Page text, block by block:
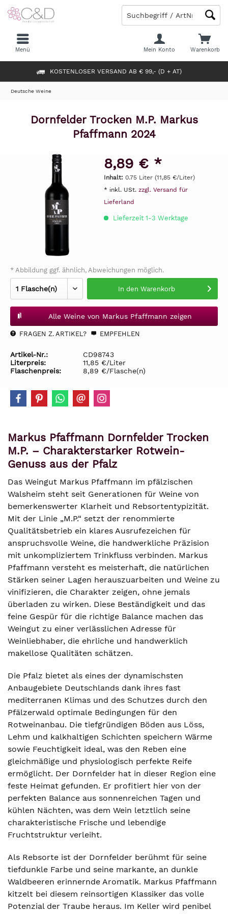
KOSTENLOSER VERSAND AB € 99,- (D + AT)
Warenkorb
Mein Konto
Menü
Deutsche Weine
Dornfelder Trocken M.P. Markus
Pfaffmann 2024
8,89 € *
Inhalt: 0.75 Liter (11,85 €/Liter)
* inkl. USt. zzgl. Versand für
Lieferland
Lieferzeit 1-3 Werktage
* Abbildung ggf. ähnlich, Abweichungen möglich.
In den Warenkorb
Alle Weine von Markus Pfaffmann zeigen
FRAGEN Z. ARTIKEL? EMPFEHLEN
Artikel-Nr.:
CD98743
Literpreis:
11,85 €/Liter
Flaschenpreis:
8,89 €/Flasche(n)
Markus Pfaffmann Dornfelder Trocken
M.P. – Charakterstarker Rotwein-
Genuss aus der Pfalz
Das Weingut Markus Pfaffmann im pfälzischen
Walsheim steht seit Generationen für Weine von
bemerkenswerter Klarheit und Rebsortentypizität.
Mit der Linie „M.P.“ setzt der renommierte
Qualitätsbetrieb ein klares Ausrufezeichen für
anspruchsvolle Weine, die handwerkliche Präzision
mit unkompliziertem Trinkfluss verbinden. Markus
Pfaffmann versteht es meisterhaft, die natürlichen
Stärken seiner Lagen herauszuarbeiten und Weine zu
vinifizieren, die Charakter zeigen, ohne jemals
überladen zu wirken. Diese Beständigkeit und das
feine Gespür für die richtige Balance machen das
Weingut zu einer verlässlichen Adresse für
Weinliebhaber, die ehrliche und handwerklich
makellose Qualitäten schätzen.
Die Pfalz bietet als eines der dynamischsten
Anbaugebiete Deutschlands dank ihres fast
mediterranen Klimas und des Schutzes durch den
Pfälzerwald optimale Bedingungen für den
Rotweinanbau. Die tiefgründigen Böden aus Löss,
Lehm und kalkhaltigen Schichten speichern Wärme
sowie Feuchtigkeit ideal, was den Reben eine
gleichmäßige und physiologisch perfekte Reife
ermöglicht. Der Dornfelder hat in dieser Region eine
feste Heimat gefunden. Er profitiert hier von der
perfekten Balance aus sonnenreichen Tagen und
kühlen Nächten, was dem Wein letztlich seine
charakteristische Frische und lebendige
Fruchtstruktur verleiht.
Als Rebsorte ist der Dornfelder berühmt für seine
tiefdunkle Farbe und seine markante, an dunkle
Waldbeeren erinnernde Aromatik. Markus Pfaffmann
kitzelt bei diesem reinsortigen Klassiker das volle
Potenzial der Traube heraus. Im Keller wird penibel